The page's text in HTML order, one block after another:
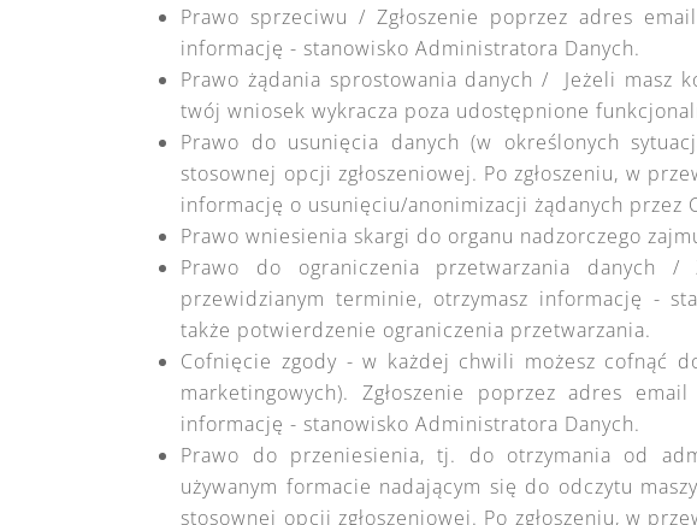
Prawo sprzeciwu / Zgłoszenie poprzez adres
informację - stanowisko Administratora Danych.
Prawo żądania sprostowania danych / Jeżeli masz
twój wniosek wykracza poza udostępnione
Prawo do usunięcia danych (w określonych
stosownej opcji zgłoszeniowej. Po zgłoszeniu, w
informację o usunięciu/anonimizacji żądanych przez
Prawo wniesienia skargi do organu nadzorczego
Prawo do ograniczenia przetwarzania danych /
przewidzianym terminie, otrzymasz informację -
także potwierdzenie ograniczenia przetwarzania.
Cofnięcie zgody - w każdej chwili możesz cofnąć
marketingowych). Zgłoszenie poprzez adres
informację - stanowisko Administratora Danych.
Prawo do przeniesienia, tj. do otrzymania od
używanym formacie nadającym się do odczytu
stosownej opcji zgłoszeniowej. Po zgłoszeniu, w